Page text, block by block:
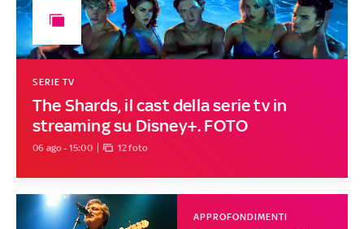
The Shards, il cast della serie tv in
streaming su Disney+. FOTO
SERIE TV
06 ago - 15:00 12 foto
APPROFONDIMENTI